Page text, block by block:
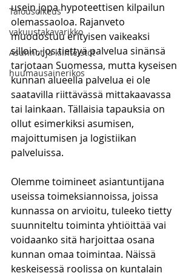
Talousoikeus
vakuustakavarikko
Asunnot ja kiinteistöt
huumausainerikos
usein jopa hypoteettisen kilpailun
olemassaoloa. Rajanveto
muodostuu erityisen vaikeaksi
silloin, jos tiettyä palvelua sinänsä
tarjotaan Suomessa, mutta kyseisen
kunnan alueella palvelua ei ole
saatavilla riittävässä mittakaavassa
tai lainkaan. Tällaisia tapauksia on
ollut esimerkiksi asumisen,
majoittumisen ja logistiikan
palveluissa.
Olemme toimineet asiantuntijana
useissa toimeksiannoissa, joissa
kunnassa on arvioitu, tuleeko tietty
suunniteltu toiminta yhtiöittää vai
voidaanko sitä harjoittaa osana
kunnan omaa toimintaa. Näissä
keskeisessä roolissa on kuntalain